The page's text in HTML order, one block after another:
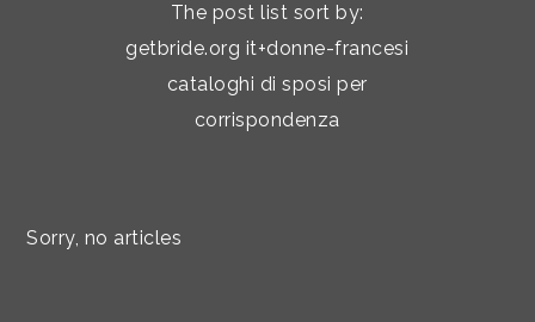
The post list sort by:
getbride.org it+donne-francesi
cataloghi di sposi per
corrispondenza
Sorry, no articles